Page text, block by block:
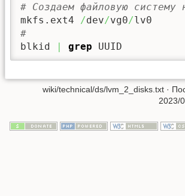
# Создаем файловую систему
mkfs.ext4
/dev/vg0/
#
blkid
| grep UUID
wiki/technical/ds/lvm_2_disks.txt ·
2023/